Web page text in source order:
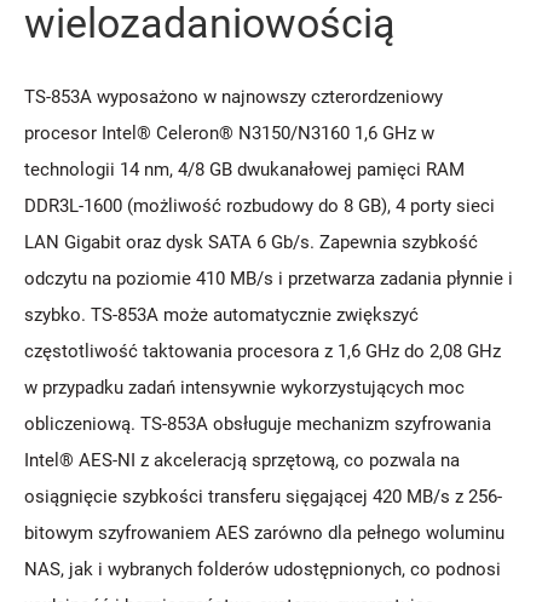
wielozadaniowością
TS-853A wyposażono w najnowszy czterordzeniowy
procesor Intel® Celeron® N3150/N3160 1,6 GHz w
technologii 14 nm, 4/8 GB dwukanałowej pamięci RAM
DDR3L-1600 (możliwość rozbudowy do 8 GB), 4 porty sieci
LAN Gigabit oraz dysk SATA 6 Gb/s. Zapewnia szybkość
odczytu na poziomie 410 MB/s i przetwarza zadania płynnie i
szybko. TS-853A może automatycznie zwiększyć
częstotliwość taktowania procesora z 1,6 GHz do 2,08 GHz
w przypadku zadań intensywnie wykorzystujących moc
obliczeniową. TS-853A obsługuje mechanizm szyfrowania
Intel® AES-NI z akceleracją sprzętową, co pozwala na
osiągnięcie szybkości transferu sięgającej 420 MB/s z 256-
bitowym szyfrowaniem AES zarówno dla pełnego woluminu
NAS, jak i wybranych folderów udostępnionych, co podnosi